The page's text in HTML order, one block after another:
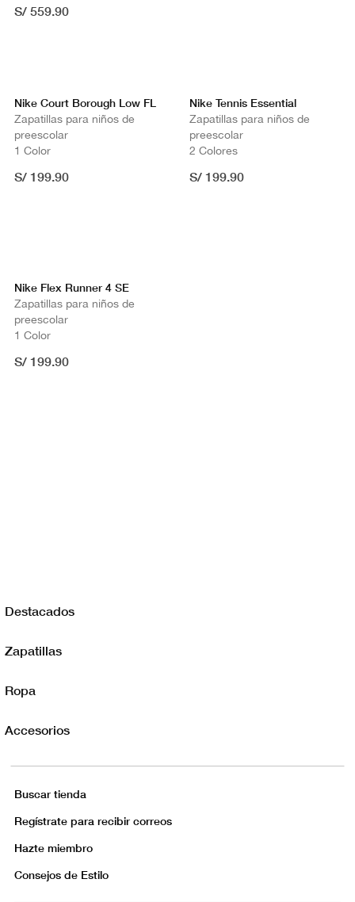
S/ 559.90
Nike Court Borough Low FL
Zapatillas para niños de
preescolar
1 Color
S/ 199.90
Nike Tennis Essential
Zapatillas para niños de
preescolar
2 Colores
S/ 199.90
Nike Flex Runner 4 SE
Zapatillas para niños de
preescolar
1 Color
S/ 199.90
Destacados
Zapatillas
Ropa
Accesorios
Buscar tienda
Regístrate para recibir correos
Hazte miembro
Consejos de Estilo